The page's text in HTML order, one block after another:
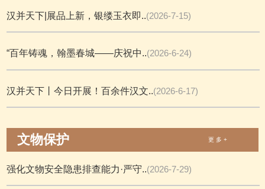
汉并天下|展品上新，银缕玉衣即..(2026-7-15)
“百年铸魂，翰墨春城——庆祝中..(2026-6-24)
汉并天下丨今日开展！百余件汉文..(2026-6-17)
文物保护 更 多 +
强化文物安全隐患排查能力·严守..(2026-7-29)